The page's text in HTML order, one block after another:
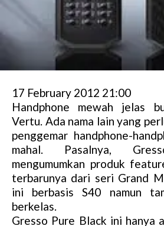
17 February 2012 21:00
Handphone mewah jelas
Vertu. Ada nama lain yang
penggemar handphone-
mahal. Pasalnya,
mengumumkan produk
terbarunya dari seri Grand
ini berbasis S40 namun
berkelas.
Gresso Pure Black ini hanya